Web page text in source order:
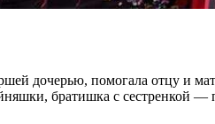
дочерью, помогала отцу и
братишка с сестренкой